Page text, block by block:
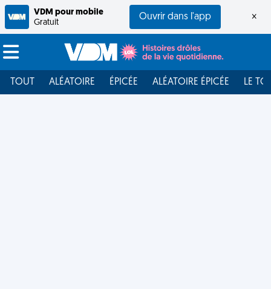
VDM pour mobile
Gratuit
Ouvrir dans l'app ×
TOUT ALÉATOIRE ÉPICÉE ALÉATOIRE ÉPICÉE LE